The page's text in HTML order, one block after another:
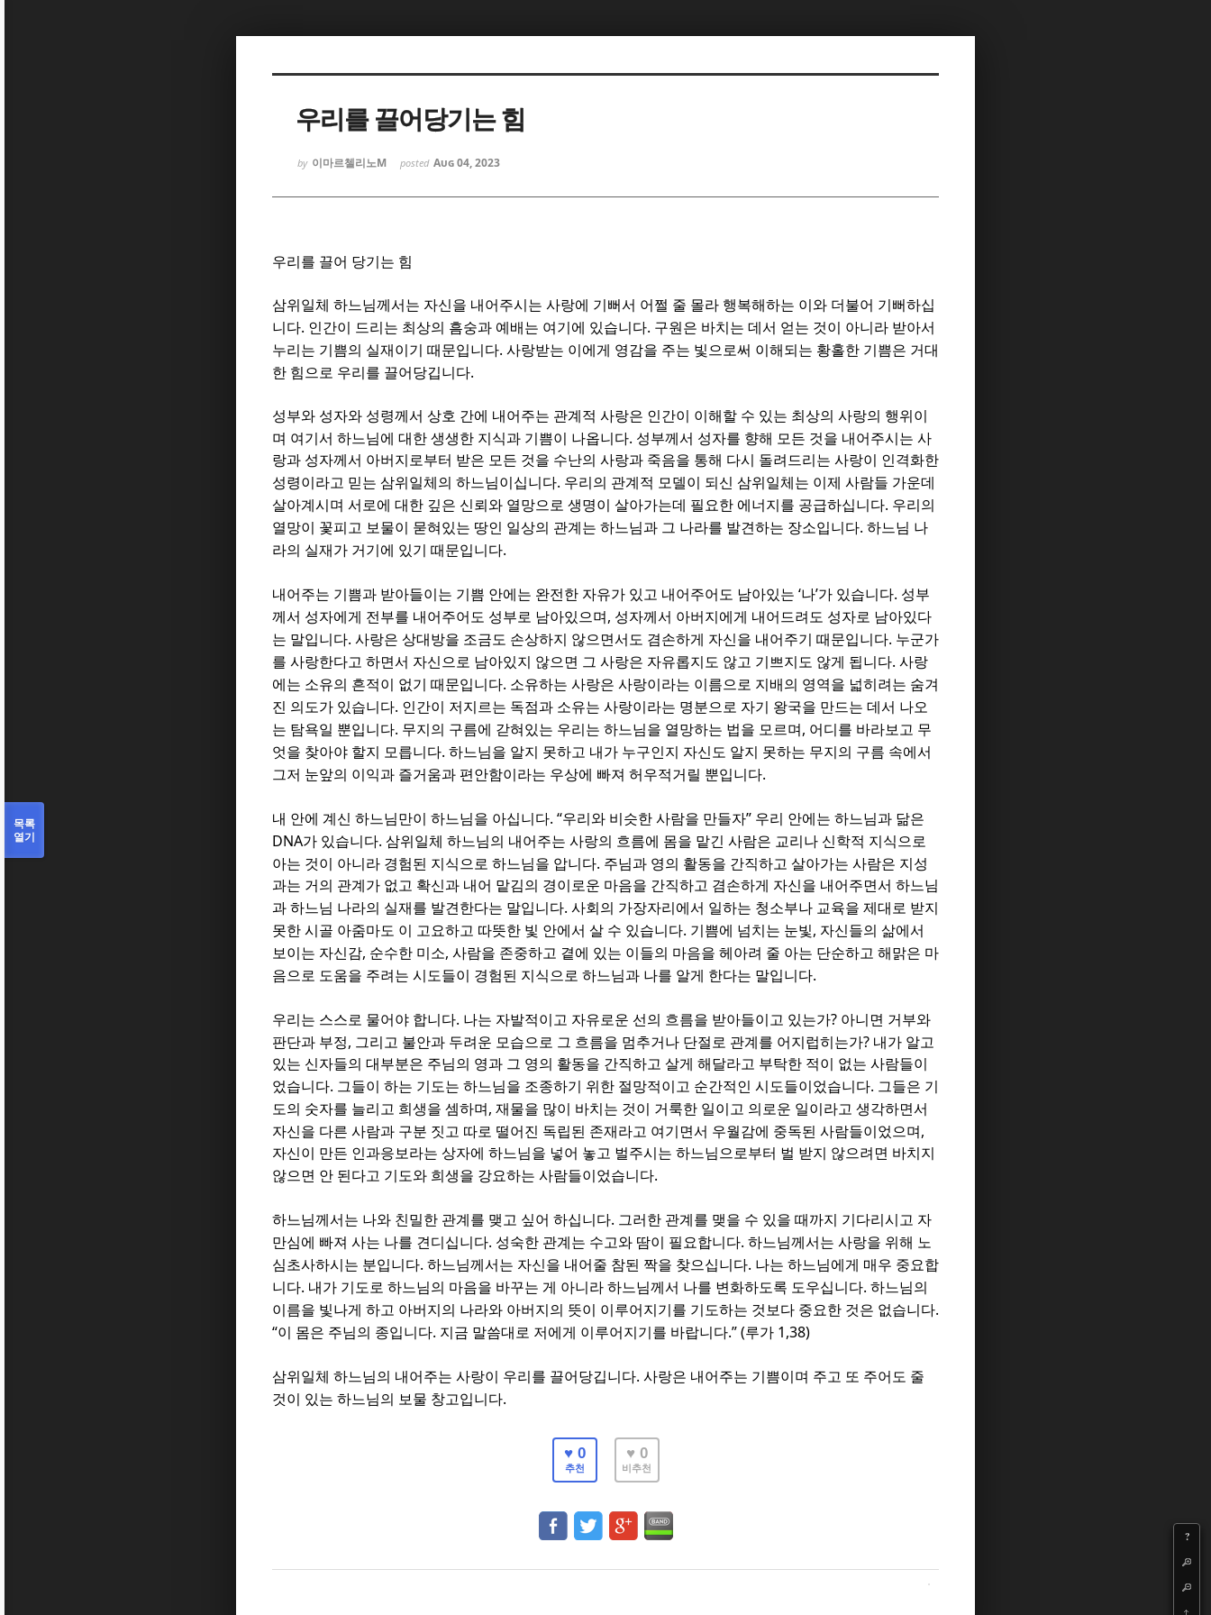
우리를 끌어당기는 힘
by 이마르첼리노M posted Aug 04, 2023
?
우리를 끌어 당기는 힘
삼위일체 하느님께서는 자신을 내어주시는 사랑에 기뻐서 어쩔 줄 몰라 행복해하는 이와 더불어 기뻐하십
니다. 인간이 드리는 최상의 흠숭과 예배는 여기에 있습니다. 구원은 바치는 데서 얻는 것이 아니라 받아서
누리는 기쁨의 실재이기 때문입니다. 사랑받는 이에게 영감을 주는 빛으로써 이해되는 황홀한 기쁨은 거대
한 힘으로 우리를 끌어당깁니다.
성부와 성자와 성령께서 상호 간에 내어주는 관계적 사랑은 인간이 이해할 수 있는 최상의 사랑의 행위이
며 여기서 하느님에 대한 생생한 지식과 기쁨이 나옵니다. 성부께서 성자를 향해 모든 것을 내어주시는 사
랑과 성자께서 아버지로부터 받은 모든 것을 수난의 사랑과 죽음을 통해 다시 돌려드리는 사랑이 인격화한
성령이라고 믿는 삼위일체의 하느님이십니다. 우리의 관계적 모델이 되신 삼위일체는 이제 사람들 가운데
살아계시며 서로에 대한 깊은 신뢰와 열망으로 생명이 살아가는데 필요한 에너지를 공급하십니다. 우리의
열망이 꽃피고 보물이 묻혀있는 땅인 일상의 관계는 하느님과 그 나라를 발견하는 장소입니다. 하느님 나
라의 실재가 거기에 있기 때문입니다.
내어주는 기쁨과 받아들이는 기쁨 안에는 완전한 자유가 있고 내어주어도 남아있는 ‘나’가 있습니다. 성부
께서 성자에게 전부를 내어주어도 성부로 남아있으며 , 성자께서 아버지에게 내어드려도 성자로 남아있다
는 말입니다. 사랑은 상대방을 조금도 손상하지 않으면서도 겸손하게 자신을 내어주기 때문입니다. 누군가
를 사랑한다고 하면서 자신으로 남아있지 않으면 그 사랑은 자유롭지도 않고 기쁘지도 않게 됩니다. 사랑
에는 소유의 흔적이 없기 때문입니다. 소유하는 사랑은 사랑이라는 이름으로 지배의 영역을 넓히려는 숨겨
진 의도가 있습니다. 인간이 저지르는 독점과 소유는 사랑이라는 명분으로 자기 왕국을 만드는 데서 나오
는 탐욕일 뿐입니다. 무지의 구름에 갇혀있는 우리는 하느님을 열망하는 법을 모르며 , 어디를 바라보고 무
엇을 찾아야 할지 모릅니다. 하느님을 알지 못하고 내가 누구인지 자신도 알지 못하는 무지의 구름 속에서
그저 눈앞의 이익과 즐거움과 편안함이라는 우상에 빠져 허우적거릴 뿐입니다.
내 안에 계신 하느님만이 하느님을 아십니다. “우리와 비슷한 사람을 만들자” 우리 안에는 하느님과 닮은
DNA가 있습니다. 삼위일체 하느님의 내어주는 사랑의 흐름에 몸을 맡긴 사람은 교리나 신학적 지식으로
아는 것이 아니라 경험된 지식으로 하느님을 압니다. 주님과 영의 활동을 간직하고 살아가는 사람은 지성
과는 거의 관계가 없고 확신과 내어 맡김의 경이로운 마음을 간직하고 겸손하게 자신을 내어주면서 하느님
과 하느님 나라의 실재를 발견한다는 말입니다. 사회의 가장자리에서 일하는 청소부나 교육을 제대로 받지
못한 시골 아줌마도 이 고요하고 따뜻한 빛 안에서 살 수 있습니다. 기쁨에 넘치는 눈빛, 자신들의 삶에서
보이는 자신감, 순수한 미소, 사람을 존중하고 곁에 있는 이들의 마음을 헤아려 줄 아는 단순하고 해맑은 마
음으로 도움을 주려는 시도들이 경험된 지식으로 하느님과 나를 알게 한다는 말입니다.
우리는 스스로 물어야 합니다. 나는 자발적이고 자유로운 선의 흐름을 받아들이고 있는가? 아니면 거부와
판단과 부정, 그리고 불안과 두려운 모습으로 그 흐름을 멈추거나 단절로 관계를 어지럽히는가? 내가 알고
있는 신자들의 대부분은 주님의 영과 그 영의 활동을 간직하고 살게 해달라고 부탁한 적이 없는 사람들이
었습니다. 그들이 하는 기도는 하느님을 조종하기 위한 절망적이고 순간적인 시도들이었습니다. 그들은 기
도의 숫자를 늘리고 희생을 셈하며 , 재물을 많이 바치는 것이 거룩한 일이고 의로운 일이라고 생각하면서
자신을 다른 사람과 구분 짓고 따로 떨어진 독립된 존재라고 여기면서 우월감에 중독된 사람들이었으며 ,
자신이 만든 인과응보라는 상자에 하느님을 넣어 놓고 벌주시는 하느님으로부터 벌 받지 않으려면 바치지
않으면 안 된다고 기도와 희생을 강요하는 사람들이었습니다.
하느님께서는 나와 친밀한 관계를 맺고 싶어 하십니다. 그러한 관계를 맺을 수 있을 때까지 기다리시고 자
만심에 빠져 사는 나를 견디십니다. 성숙한 관계는 수고와 땀이 필요합니다. 하느님께서는 사랑을 위해 노
심초사하시는 분입니다. 하느님께서는 자신을 내어줄 참된 짝을 찾으십니다. 나는 하느님에게 매우 중요합
니다. 내가 기도로 하느님의 마음을 바꾸는 게 아니라 하느님께서 나를 변화하도록 도우십니다. 하느님의
이름을 빛나게 하고 아버지의 나라와 아버지의 뜻이 이루어지기를 기도하는 것보다 중요한 것은 없습니다.
“이 몸은 주님의 종입니다. 지금 말씀대로 저에게 이루어지기를 바랍니다.” (루가 1,38)
삼위일체 하느님의 내어주는 사랑이 우리를 끌어당깁니다. 사랑은 내어주는 기쁨이며 주고 또 주어도 줄
것이 있는 하느님의 보물 창고입니다.
♥ 0
추천
♥ 0
비추천
목록
열기
Sketchbook5, 스케치북5
Sketchbook5, 스케치북5